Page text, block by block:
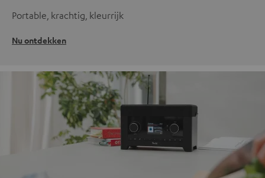
Portable, krachtig, kleurrijk
Nu ontdekken